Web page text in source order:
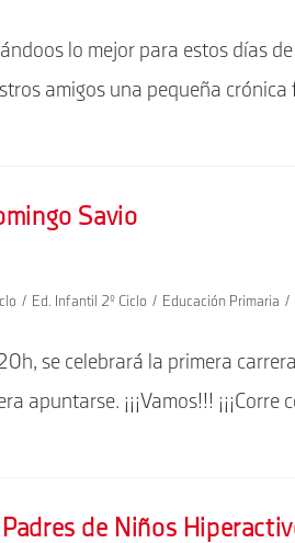
lo mejor para estos días
amigos una pequeña
Savio
/ Ed. Infantil 2º Ciclo / Educación Primaria /
se celebrará la primera
apuntarse. ¡¡¡Vamos!!! ¡¡¡Corre
de Niños